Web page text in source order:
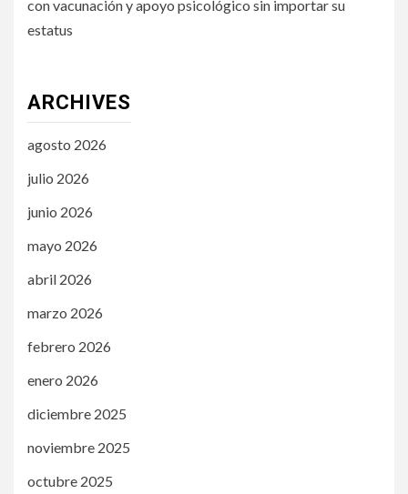
con vacunación y apoyo psicológico sin importar su
estatus
ARCHIVES
agosto 2026
julio 2026
junio 2026
mayo 2026
abril 2026
marzo 2026
febrero 2026
enero 2026
diciembre 2025
noviembre 2025
octubre 2025